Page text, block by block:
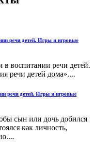
речи детей. Игры и игровые
в воспитании речи детей.
речи детей дома»....
речи детей. Игры и игровые
сын или дочь добился
как личность,